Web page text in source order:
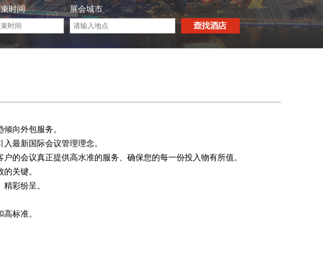
时间 展会城市
向外包服务。
最新国际会议管理理念。
会议真正提供高水准的服务、确保您的每一份投入物有所值。
关键。
彩纷呈。
标准。